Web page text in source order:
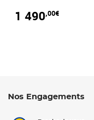
1 490,00€
Nos Engagements